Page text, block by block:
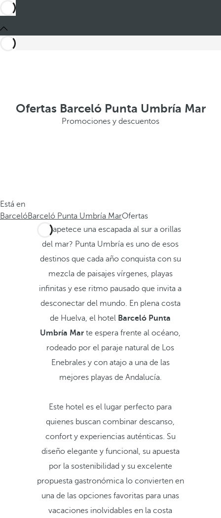
Ofertas Barceló Punta Umbría Mar
Promociones y descuentos
Está en
BarcelóBarceló Punta Umbría MarOfertas
¿Te apetece una escapada al sur a orillas
del mar? Punta Umbría es uno de esos
destinos que cada año conquista con su
mezcla de paisajes vírgenes, playas
infinitas y ese ritmo pausado que invita a
desconectar del mundo. En plena costa
de Huelva, el hotel Barceló Punta
Umbría Mar te espera frente al océano,
rodeado por el paraje natural de Los
Enebrales y con atajo a una de las
mejores playas de Andalucía.
Este hotel es el lugar perfecto para
quienes buscan combinar descanso,
confort y experiencias auténticas. Su
diseño elegante y funcional, su apuesta
por la sostenibilidad y su excelente
propuesta gastronómica lo convierten en
una de las opciones favoritas para unas
vacaciones inolvidables en la costa